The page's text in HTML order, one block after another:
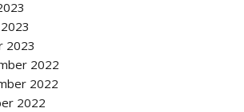
2023
2022
2022
2022